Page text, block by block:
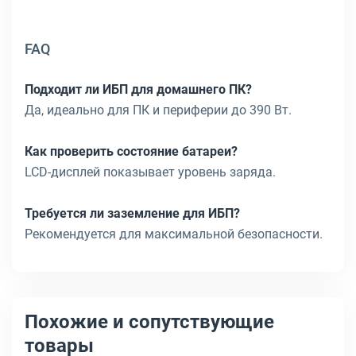
FAQ
Подходит ли ИБП для домашнего ПК?
Да, идеально для ПК и периферии до 390 Вт.
Как проверить состояние батареи?
LCD-дисплей показывает уровень заряда.
Требуется ли заземление для ИБП?
Рекомендуется для максимальной безопасности.
Похожие и сопутствующие
товары